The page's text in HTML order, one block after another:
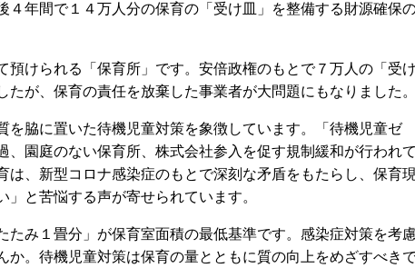
年間で１４万人分の保育の「受け皿」を整備する財源確保
けられる「保育所」です。安倍政権のもとで７万人の「受け
たが、保育の責任を放棄した事業者が大問題にもなりました。
脇に置いた待機児童対策を象徴しています。「待機児童ゼ
、園庭のない保育所、株式会社参入を促す規制緩和が行われて
は、新型コロナ感染症のもとで深刻な矛盾をもたらし、保育現
と苦悩する声が寄せられています。
み１畳分」が保育室面積の最低基準です。感染症対策を考慮
か。待機児童対策は保育の量とともに質の向上をめざすべき